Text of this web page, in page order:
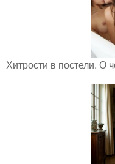
Хитрости в постели. О